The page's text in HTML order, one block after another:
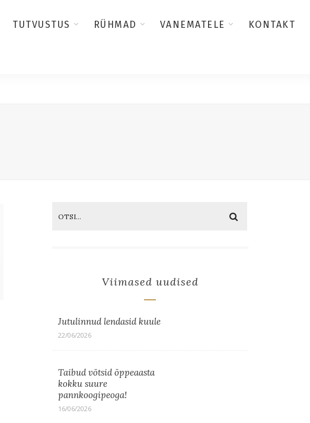
TUTVUSTUS RÜHMAD VANEMATELE KONTAKT
Viimased uudised
Jutulinnud lendasid kuule
22/06/2026
Taibud võtsid õppeaasta
kokku suure
pannkoogipeoga!
16/06/2026